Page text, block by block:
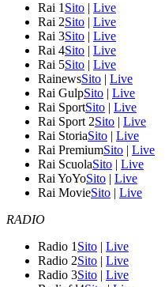
Rai 1 Sito | Live
Rai 2Sito | Live
Rai 3Sito | Live
Rai 4Sito | Live
Rai 5Sito | Live
RainewsSito | Live
Rai GulpSito | Live
Rai SportSito | Live
Rai Sport 2Sito | Live
Rai StoriaSito | Live
Rai PremiumSito | Live
Rai ScuolaSito | Live
Rai YoYoSito | Live
Rai MovieSito | Live
RADIO
Radio 1 Sito | Live
Radio 2Sito | Live
Radio 3Sito | Live